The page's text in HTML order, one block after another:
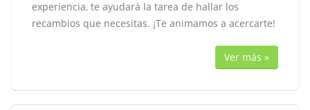
experiencia, te ayudará la tarea de hallar los
recambios que necesitas. ¡Te animamos a acercarte!
Ver más »